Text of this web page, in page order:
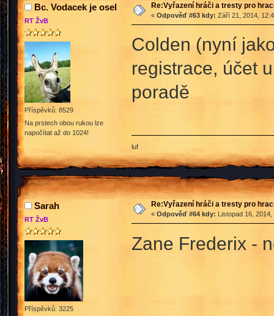
Bc. Vodacek je osel
RT ŽvB
Příspěvků: 8529
Na prstech obou rukou lze
napočítat až do 1024!
Re:Vyřazení hráči a tresty pro
« Odpověď #63 kdy: Září 21, 2014,
Colden (nyní
registrace, účet
poradě
luf
Sarah
RT ŽvB
Příspěvků: 3225
Re:Vyřazení hráči a tresty pro
« Odpověď #64 kdy: Listopad 16,
Zane Frederix -